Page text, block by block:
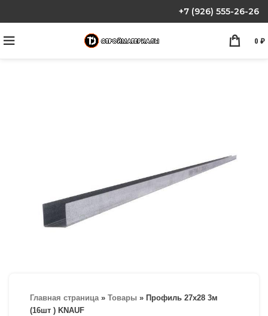
+7 (926) 555-26-26
0 ₽
Главная страница» Товары » Профиль 27х28 3м
(16шт ) KNAUF